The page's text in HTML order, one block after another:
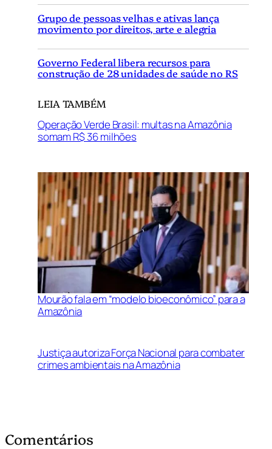
Grupo de pessoas velhas e ativas lança
movimento por direitos, arte e alegria
Governo Federal libera recursos para
construção de 28 unidades de saúde no RS
LEIA TAMBÉM
Operação Verde Brasil: multas na Amazônia
somam R$ 36 milhões
Mourão fala em “modelo bioeconômico” para a
Amazônia
Justiça autoriza Força Nacional para combater
crimes ambientais na Amazônia
Comentários